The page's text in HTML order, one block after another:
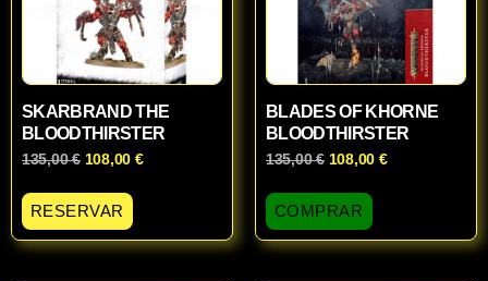
SKARBRAND THE
BLOODTHIRSTER
135,00€ 108,00 €
RESERVAR
BLADES OF KHORNE
BLOODTHIRSTER
135,00€ 108,00 €
COMPRAR